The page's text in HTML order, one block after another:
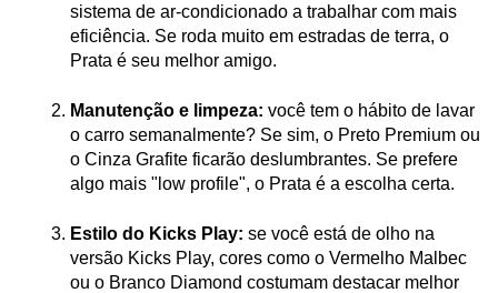
sistema de ar-condicionado a trabalhar com mais
eficiência. Se roda muito em estradas de terra, o
Prata é seu melhor amigo.
Manutenção e limpeza: você tem o hábito de lavar
o carro semanalmente? Se sim, o Preto Premium ou
o Cinza Grafite ficarão deslumbrantes. Se prefere
algo mais "low profile", o Prata é a escolha certa.
Estilo do Kicks Play: se você está de olho na
versão Kicks Play, cores como o Vermelho Malbec
ou o Branco Diamond costumam destacar melhor